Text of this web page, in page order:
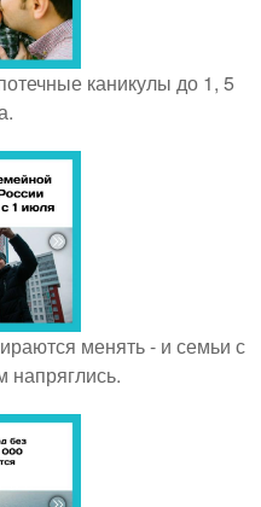
каникулы до 1, 5
менять - и семьи с
напряглись.